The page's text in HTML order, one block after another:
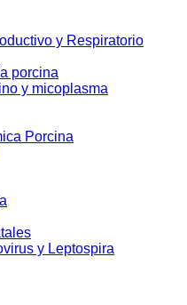
y Respiratorio
porcina
y micoplasma
Porcina
y Leptospira